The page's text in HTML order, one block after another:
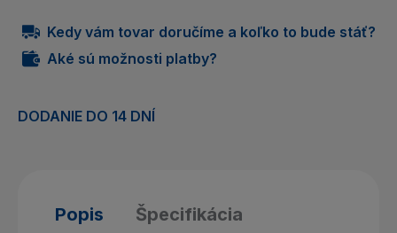
Kedy vám tovar doručíme a koľko to bude stáť?
Aké sú možnosti platby?
DODANIE DO 14 DNÍ
Popis Špecifikácia